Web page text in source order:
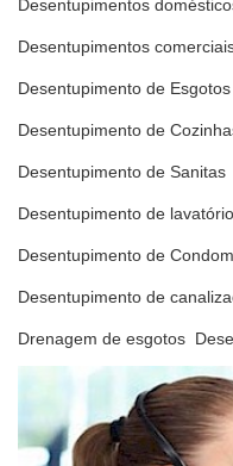
Desentupimentos
Desentupimentos
Desentupimento de
Desentupimento de
Desentupimento de
Desentupimento de
Desentupimento de
Desentupimento de
Drenagem de esgotos